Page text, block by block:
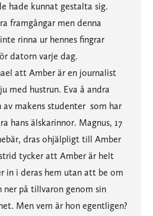
hade kunnat gestalta sig.
framgångar men denna
rinna ur hennes fingrar
datorn varje dag.
att Amber är en journalist
med hustrun. Eva å andra
makens studenter  som har
hans älskarinnor. Magnus, 17
dras ohjälpligt till Amber
tycker att Amber är helt
in i deras hem utan att be om
ner på tillvaron genom sin
Men vem är hon egentligen?